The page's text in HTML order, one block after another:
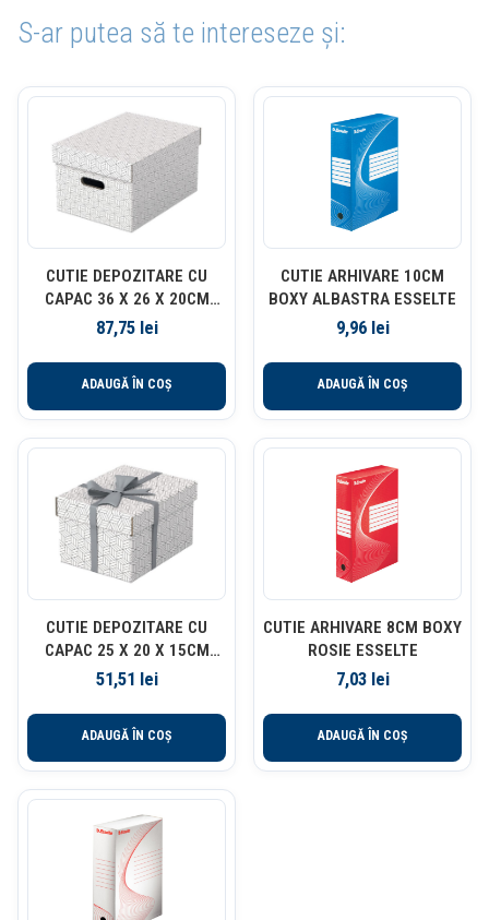
S-ar putea să te intereseze și:
CUTIE DEPOZITARE CU
CAPAC 36 X 26 X 20CM
ALBA RECYCLED FSC 3/SET
87,75 lei
ADAUGĂ ÎN COȘ
CUTIE ARHIVARE 10CM
BOXY ALBASTRA ESSELTE
9,96 lei
ADAUGĂ ÎN COȘ
CUTIE DEPOZITARE CU
CAPAC 25 X 20 X 15CM
ALBA RECYCLED ESSELTE
51,51 lei
ADAUGĂ ÎN COȘ
CUTIE ARHIVARE 8CM BOXY
ROSIE ESSELTE
7,03 lei
ADAUGĂ ÎN COȘ